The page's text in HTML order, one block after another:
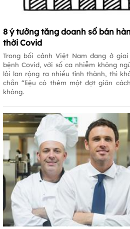
8 ý tưởng tăng doanh số bán
thời Covid
Trong bối cảnh Việt Nam đang ở
bệnh Covid, với số ca nhiễm không
lỏi lan rộng ra nhiều tỉnh thành, thì
chắn “liệu có thêm một đợt giãn
không.